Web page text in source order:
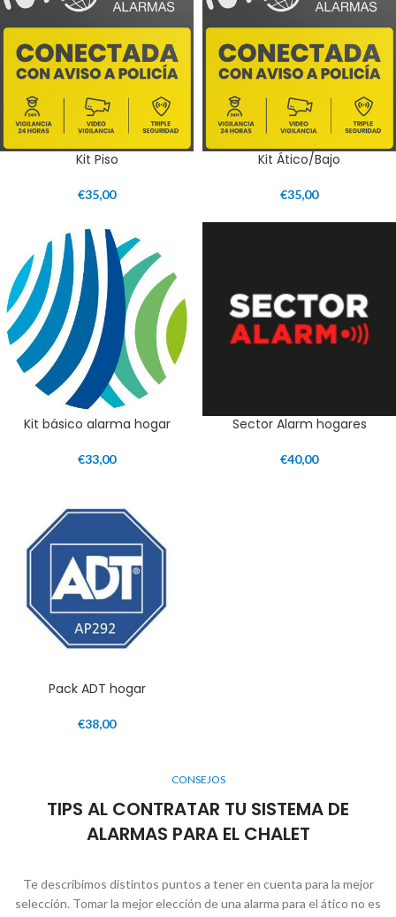
Kit Piso
€35,00
Kit Ático/Bajo
€35,00
Kit básico alarma hogar
€33,00
Sector Alarm hogares
€40,00
Pack ADT hogar
€38,00
CONSEJOS
TIPS AL CONTRATAR TU SISTEMA DE
ALARMAS PARA EL CHALET
Te describimos distintos puntos a tener en cuenta para la mejor
selección. Tomar la mejor elección de una alarma para el ático no es